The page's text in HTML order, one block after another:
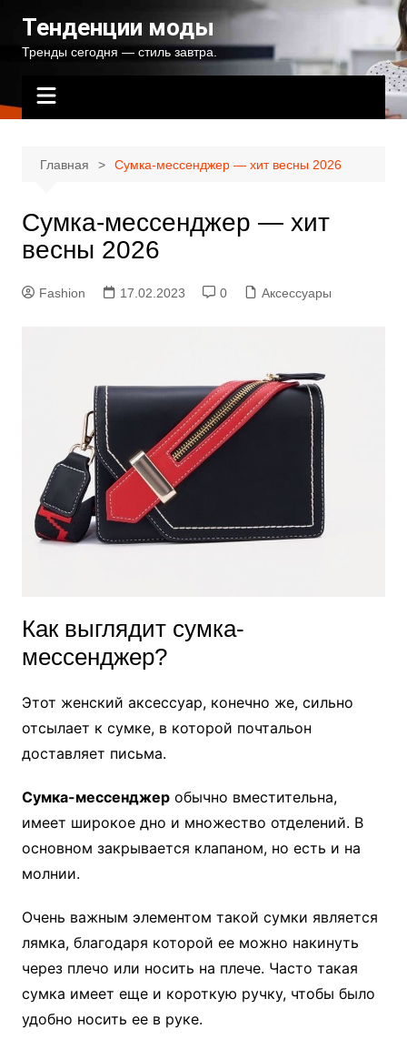
содержимому
Тенденции моды
Тренды сегодня — стиль завтра.
Главная Сумка-мессенджер — хит весны 2026
Сумка-мессенджер — хит
весны 2026
Fashion 17.02.2023 0 Аксессуары
Как выглядит сумка-
мессенджер?
Этот женский аксессуар, конечно же, сильно
отсылает к сумке, в которой почтальон
доставляет письма.
Сумка-мессенджеробычно вместительна,
имеет широкое дно и множество отделений. В
основном закрывается клапаном, но есть и на
молнии.
Очень важным элементом такой сумки является
лямка, благодаря которой ее можно накинуть
через плечо или носить на плече. Часто такая
сумка имеет еще и короткую ручку, чтобы было
удобно носить ее в руке.